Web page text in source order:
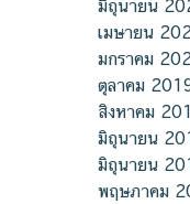
มิถุนายน
เมษายน
มกราคม
ตุลาคม
สิงหาคม
มิถุนายน
มิถุนายน
พฤษภาคม